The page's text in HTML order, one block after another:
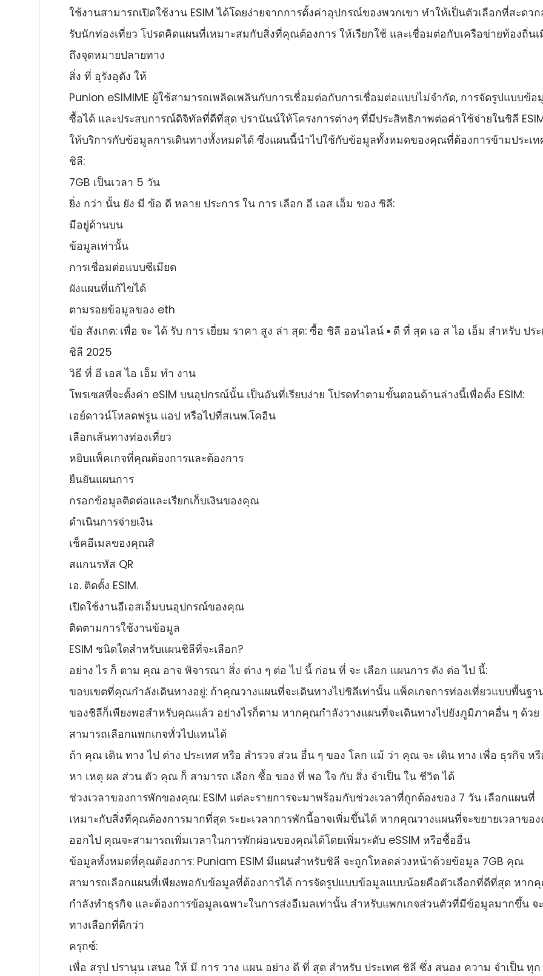
ใช้งานสามารถเปิดใช้งาน ESIM ได้โดยง่ายจากการตั้งค่าอุปกรณ์ของพวกเขา ทําให้เป็นตัวเลือกที่สะดว
รับนักท่องเที่ยว โปรดคิดแผนที่เหมาะสมกับสิ่งที่คุณต้องการ ให้เรียกใช้ และเชื่อมต่อกับเครือข่ายท้องถิ่น
ถึงจุดหมายปลายทาง
สิ่ง ที่ อุรังอุตัง ให้
Punion eSIMIME ผู้ใช้สามารถเพลิดเพลินกับการเชื่อมต่อกับการเชื่อมต่อแบบไม่จํากัด, การจัดรูปแบบข้อ
ซื้อได้ และประสบการณ์ดิจิทัลที่ดีที่สุด ปรานันน์ให้โครงการต่างๆ ที่มีประสิทธิภาพต่อค่าใช้จ่ายในชิลี
ให้บริการกับข้อมูลการเดินทางทั้งหมดได้ ซึ่งแผนนี้นําไปใช้กับข้อมูลทั้งหมดของคุณที่ต้องการข้ามประเท
ชิลี:
7GB เป็นเวลา 5 วัน
ยิ่ง กว่า นั้น ยัง มี ข้อ ดี หลาย ประการ ใน การ เลือก อี เอส เอ็ม ของ ชิลี:
มีอยู่ด้านบน
ข้อมูลเท่านั้น
การเชื่อมต่อแบบซีเมียด
ผังแผนที่แก้ไขได้
ตามรอยข้อมูลของ eth
ข้อ สังเกต: เพื่อ จะ ได้ รับ การ เยี่ยม ราคา สูง ล่า สุด: ซื้อ ชิลี ออนไลน์ ▪ ดี ที่ สุด เอ ส ไอ เอ็ม สําหรับ ปร
ชิลี 2025
วิธี ที่ อี เอส ไอ เอ็ม ทํา งาน
โพรเซสที่จะตั้งค่า eSIM บนอุปกรณ์นั้น เป็นอันที่เรียบง่าย โปรดทําตามขั้นตอนด้านล่างนี้เพื่อตั้ง ESIM:
เอย์ดาวน์โหลดฟรูน แอป หรือไปที่สเนพ.โคอิน
เลือกเส้นทางท่องเที่ยว
หยิบแพ็คเกจที่คุณต้องการและต้องการ
ยืนยันแผนการ
กรอกข้อมูลติดต่อและเรียกเก็บเงินของคุณ
ดําเนินการจ่ายเงิน
เช็คอีเมลของคุณสิ
สแกนรหัส QR
เอ. ติดตั้ง ESIM.
เปิดใช้งานอีเอสเอ็มบนอุปกรณ์ของคุณ
ติดตามการใช้งานข้อมูล
ESIM ชนิดใดสําหรับแผนชิลีที่จะเลือก?
อย่าง ไร ก็ ตาม คุณ อาจ พิจารณา สิ่ง ต่าง ๆ ต่อ ไป นี้ ก่อน ที่ จะ เลือก แผนการ ดัง ต่อ ไป นี้:
ขอบเขตที่คุณกําลังเดินทางอยู่: ถ้าคุณวางแผนที่จะเดินทางไปชิลีเท่านั้น แพ็คเกจการท่องเที่ยวแบบพื้นฐา
ของชิลีก็เพียงพอสําหรับคุณแล้ว อย่างไรก็ตาม หากคุณกําลังวางแผนที่จะเดินทางไปยังภูมิภาคอื่น ๆ ด้ว
สามารถเลือกแพกเกจทั่วไปแทนได้
ถ้า คุณ เดิน ทาง ไป ต่าง ประเทศ หรือ สํารวจ ส่วน อื่น ๆ ของ โลก แม้ ว่า คุณ จะ เดิน ทาง เพื่อ ธุรกิจ ห
หา เหตุ ผล ส่วน ตัว คุณ ก็ สามารถ เลือก ซื้อ ของ ที่ พอ ใจ กับ สิ่ง จําเป็น ใน ชีวิต ได้
ช่วงเวลาของการพักของคุณ: ESIM แต่ละรายการจะมาพร้อมกับช่วงเวลาที่ถูกต้องของ 7 วัน เลือกแผนที่
เหมาะกับสิ่งที่คุณต้องการมากที่สุด ระยะเวลาการพักนี้อาจเพิ่มขึ้นได้ หากคุณวางแผนที่จะขยายเวลาขอ
ออกไป คุณจะสามารถเพิ่มเวลาในการพักผ่อนของคุณได้โดยเพิ่มระดับ eSSIM หรือซื้ออื่น
ข้อมูลทั้งหมดที่คุณต้องการ: Puniam ESIM มีแผนสําหรับชิลี จะถูกโหลดล่วงหน้าด้วยข้อมูล 7GB คุณ
สามารถเลือกแผนที่เพียงพอกับข้อมูลที่ต้องการได้ การจัดรูปแบบข้อมูลแบบน้อยคือตัวเลือกที่ดีที่สุด หาก
กําลังทําธุรกิจ และต้องการข้อมูลเฉพาะในการส่งอีเมลเท่านั้น สําหรับแพกเกจส่วนตัวที่มีข้อมูลมากขึ้น จ
ทางเลือกที่ดีกว่า
ครุกซ์:
เพื่อ สรุป ปรานุน เสนอ ให้ มี การ วาง แผน อย่าง ดี ที่ สุด สําหรับ ประเทศ ชิลี ซึ่ง สนอง ความ จําเป็น ทุก